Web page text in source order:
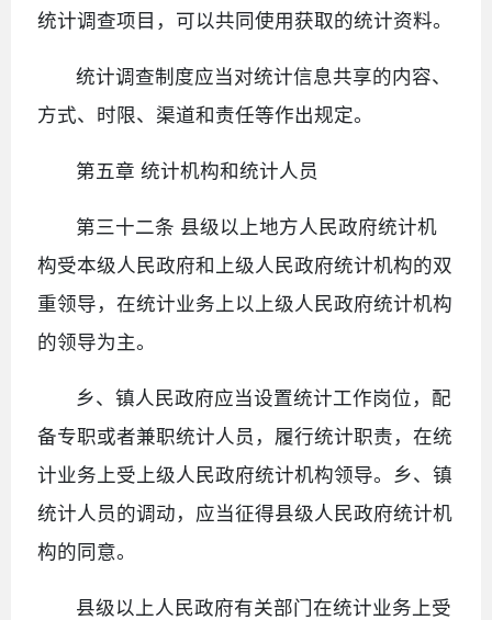
统计调查项目，可以共同使用获取的统计资料。
统计调查制度应当对统计信息共享的内容、
方式、时限、渠道和责任等作出规定。
第五章 统计机构和统计人员
第三十二条 县级以上地方人民政府统计机
构受本级人民政府和上级人民政府统计机构的双
重领导，在统计业务上以上级人民政府统计机构
的领导为主。
乡、镇人民政府应当设置统计工作岗位，配
备专职或者兼职统计人员，履行统计职责，在统
计业务上受上级人民政府统计机构领导。乡、镇
统计人员的调动，应当征得县级人民政府统计机
构的同意。
县级以上人民政府有关部门在统计业务上受